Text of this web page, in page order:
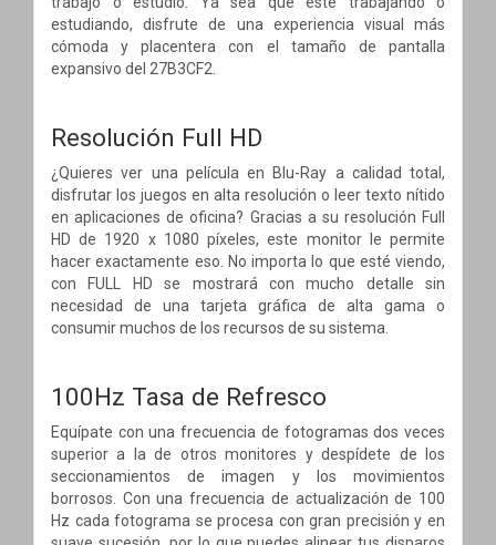
estudiando, disfrute de una experiencia visual más
cómoda y placentera con el tamaño de pantalla
expansivo del 27B3CF2.
Resolución Full HD
¿Quieres ver una película en Blu-Ray a calidad total,
disfrutar los juegos en alta resolución o leer texto nítido
en aplicaciones de oficina? Gracias a su resolución Full
HD de 1920 x 1080 píxeles, este monitor le permite
hacer exactamente eso. No importa lo que esté viendo,
con FULL HD se mostrará con mucho detalle sin
necesidad de una tarjeta gráfica de alta gama o
consumir muchos de los recursos de su sistema.
100Hz Tasa de Refresco
Equípate con una frecuencia de fotogramas dos veces
superior a la de otros monitores y despídete de los
seccionamientos de imagen y los movimientos
borrosos. Con una frecuencia de actualización de 100
Hz cada fotograma se procesa con gran precisión y en